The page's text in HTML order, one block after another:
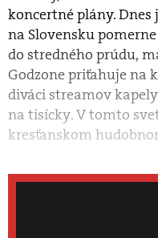
koncertné plány. Dnes
na Slovensku
do stredného prúdu,
Godzone priťahuje na
diváci streamov
na tisícky. V tomto
kresťanskom